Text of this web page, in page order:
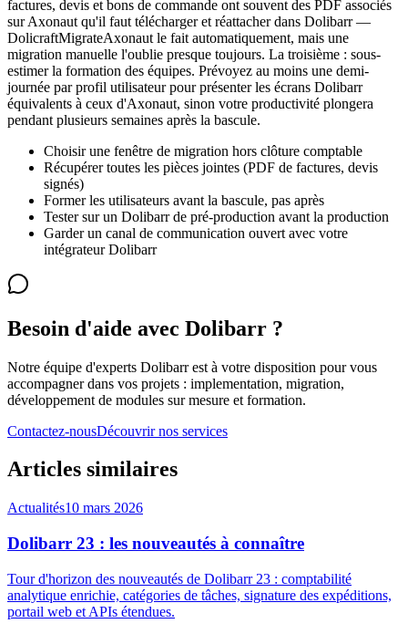
factures, devis et bons de commande ont souvent des PDF associés
sur Axonaut qu'il faut télécharger et réattacher dans Dolibarr —
DolicraftMigrateAxonaut le fait automatiquement, mais une
migration manuelle l'oublie presque toujours. La troisième : sous-
estimer la formation des équipes. Prévoyez au moins une demi-
journée par profil utilisateur pour présenter les écrans Dolibarr
équivalents à ceux d'Axonaut, sinon votre productivité plongera
pendant plusieurs semaines après la bascule.
Choisir une fenêtre de migration hors clôture comptable
Récupérer toutes les pièces jointes (PDF de factures, devis
signés)
Former les utilisateurs avant la bascule, pas après
Tester sur un Dolibarr de pré-production avant la production
Garder un canal de communication ouvert avec votre
intégrateur Dolibarr
Besoin d'aide avec Dolibarr ?
Notre équipe d'experts Dolibarr est à votre disposition pour vous
accompagner dans vos projets : implementation, migration,
développement de modules sur mesure et formation.
Contactez-nousDécouvrir nos services
Articles similaires
Actualités10 mars 2026
Dolibarr 23 : les nouveautés à connaître
Tour d'horizon des nouveautés de Dolibarr 23 : comptabilité
analytique enrichie, catégories de tâches, signature des expéditions,
portail web et APIs étendues.